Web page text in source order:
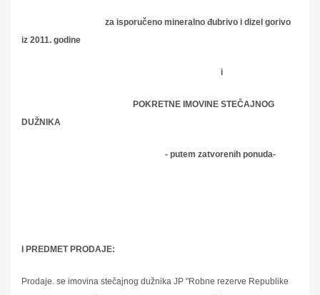
za isporučeno mineralno đubrivo i dizel gorivo
iz 2011. godine
i
POKRETNE IMOVINE STEČAJNOG
DUŽNIKA
- putem zatvorenih ponuda-
I PREDMET PRODAJE:
Prodaje. se imovina stečajnog dužnika JP "Robne rezerve Republike